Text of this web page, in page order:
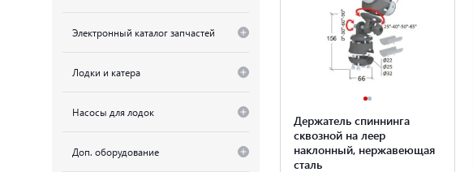
Электронный каталог запчастей
Лодки и катера
Насосы для лодок
Доп. оборудование
Держатель спиннинга
сквозной на леер
наклонный, нержавеющая
сталь